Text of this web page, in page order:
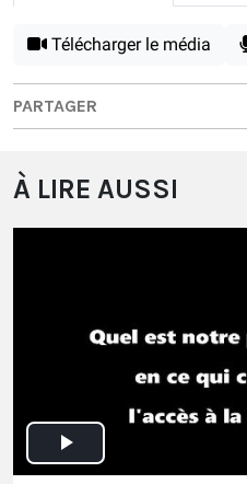
Télécharger le média
PARTAGER
À LIRE AUSSI